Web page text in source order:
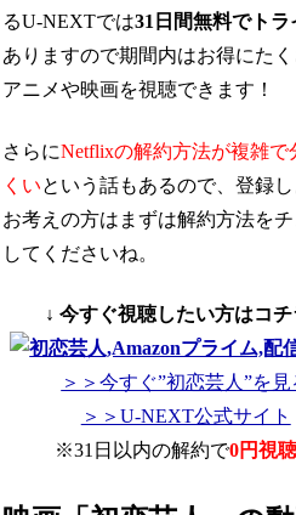
るU-NEXTでは31日間無料でトラ
ありますので期間内はお得にた
アニメや映画を視聴できます！
さらにNetflixの解約方法が複雑で
くいという話もあるので、登録し
お考えの方はまずは解約方法を
してくださいね。
↓ 今すぐ視聴したい方はコチ
＞＞今すぐ”初恋芸人”を見
＞＞U-NEXT公式サイト
※31日以内の解約で0円視